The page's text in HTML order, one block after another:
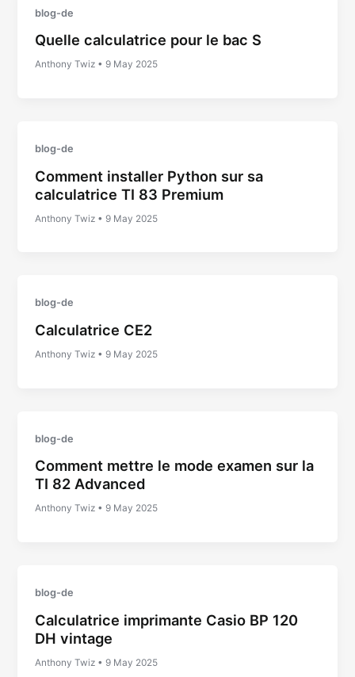
blog-de
Quelle calculatrice pour le bac S
Anthony Twiz •9 May 2025
blog-de
Comment installer Python sur sa
calculatrice TI 83 Premium
Anthony Twiz •9 May 2025
blog-de
Calculatrice CE2
Anthony Twiz •9 May 2025
blog-de
Comment mettre le mode examen sur la
TI 82 Advanced
Anthony Twiz •9 May 2025
blog-de
Calculatrice imprimante Casio BP 120
DH vintage
Anthony Twiz •9 May 2025